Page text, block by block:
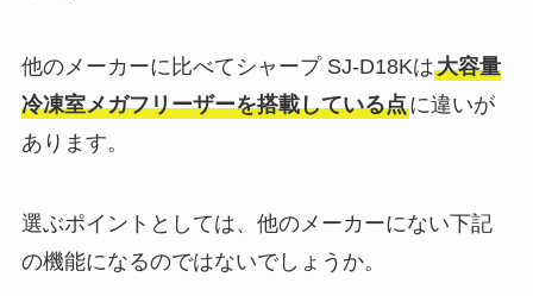
他のメーカーに比べてシャープ SJ-D18Kは大容量
冷凍室メガフリーザーを搭載している点に違いが
あります。
選ぶポイントとしては、他のメーカーにない下記
の機能になるのではないでしょうか。